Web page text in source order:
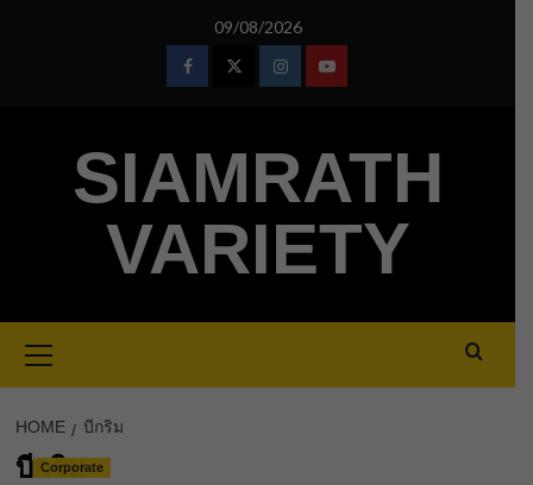
09/08/2026
FacebookTwitterInstagramYoutube
SIAMRATH
VARIETY
Menu
HOME บีกริม
บีกริม
Corporate